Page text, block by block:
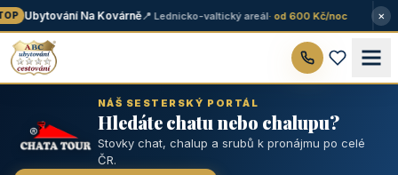
Ubytování Na Kovárně📍 Lednicko-valtický areál· od 600 Kč/noc ×
NÁŠ SESTERSKÝ PORTÁL
Hledáte chatu nebo chalupu?
Stovky chat, chalup a srubů k pronájmu po celé
ČR.